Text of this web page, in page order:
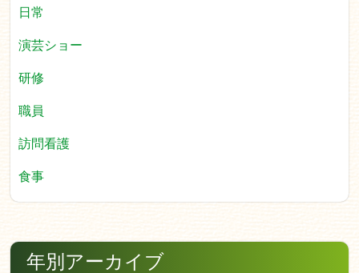
日常
演芸ショー
研修
職員
訪問看護
食事
年別アーカイブ